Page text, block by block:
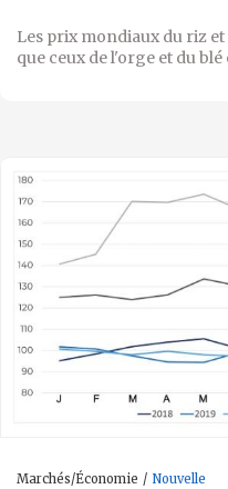
Les prix mondiaux du riz
que ceux de l'orge et du
Marchés/Économie Nouvelle